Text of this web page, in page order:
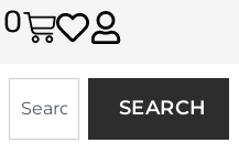
0
SEARCH